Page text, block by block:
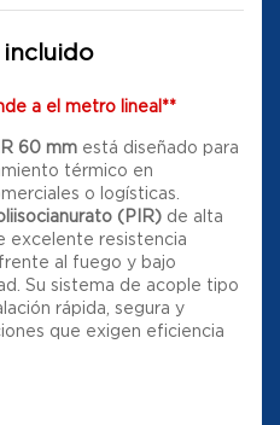
incluido
a el metro lineal**
60 mm está diseñado para
térmico en
o logísticas.
(PIR) de alta
excelente resistencia
al fuego y bajo
Su sistema de acople tipo
rápida, segura y
que exigen eficiencia